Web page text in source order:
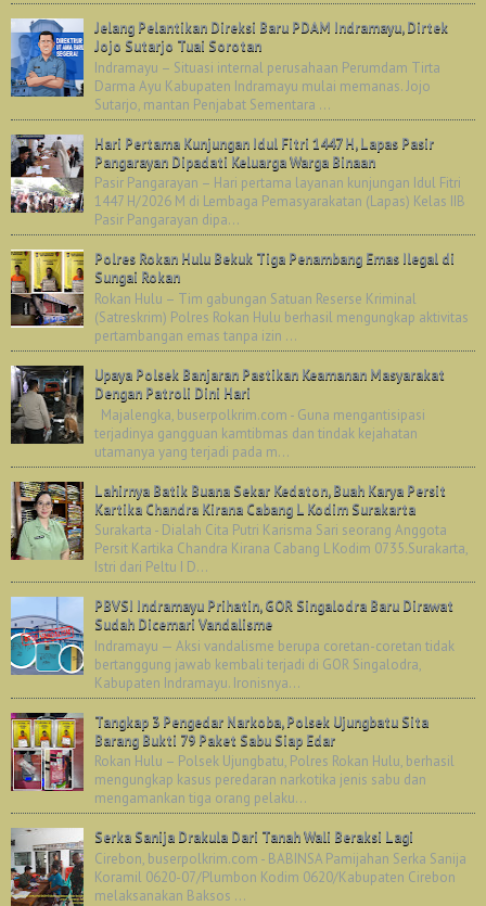
Jelang Pelantikan Direksi Baru PDAM Indramayu, Dirtek
Jojo Sutarjo Tuai Sorotan
Indramayu – Situasi internal perusahaan Perumdam Tirta
Darma Ayu Kabupaten Indramayu mulai memanas. Jojo
Sutarjo, mantan Penjabat Sementara ...
Hari Pertama Kunjungan Idul Fitri 1447 H, Lapas Pasir
Pangarayan Dipadati Keluarga Warga Binaan
Pasir Pangarayan – Hari pertama layanan kunjungan Idul Fitri
1447 H/2026 M di Lembaga Pemasyarakatan (Lapas) Kelas IIB
Pasir Pangarayan dipa...
Polres Rokan Hulu Bekuk Tiga Penambang Emas Ilegal di
Sungai Rokan
Rokan Hulu – Tim gabungan Satuan Reserse Kriminal
(Satreskrim) Polres Rokan Hulu berhasil mengungkap aktivitas
pertambangan emas tanpa izin ...
Upaya Polsek Banjaran Pastikan Keamanan Masyarakat
Dengan Patroli Dini Hari
Majalengka, buserpolkrim.com - Guna mengantisipasi
terjadinya gangguan kamtibmas dan tindak kejahatan
utamanya yang terjadi pada m...
Lahirnya Batik Buana Sekar Kedaton, Buah Karya Persit
Kartika Chandra Kirana Cabang L Kodim Surakarta
Surakarta - Dialah Cita Putri Karisma Sari seorang Anggota
Persit Kartika Chandra Kirana Cabang L Kodim 0735.Surakarta,
Istri dari Peltu I D...
PBVSI Indramayu Prihatin, GOR Singalodra Baru Dirawat
Sudah Dicemari Vandalisme
Indramayu — Aksi vandalisme berupa coretan-coretan tidak
bertanggung jawab kembali terjadi di GOR Singalodra,
Kabupaten Indramayu. Ironisnya...
Tangkap 3 Pengedar Narkoba, Polsek Ujungbatu Sita
Barang Bukti 79 Paket Sabu Siap Edar
Rokan Hulu – Polsek Ujungbatu, Polres Rokan Hulu, berhasil
mengungkap kasus peredaran narkotika jenis sabu dan
mengamankan tiga orang pelaku...
Serka Sanija Drakula Dari Tanah Wali Beraksi Lagi
Cirebon, buserpolkrim.com - BABINSA Pamijahan Serka Sanija
Koramil 0620-07/Plumbon Kodim 0620/Kabupaten Cirebon
melaksanakan Baksos ...